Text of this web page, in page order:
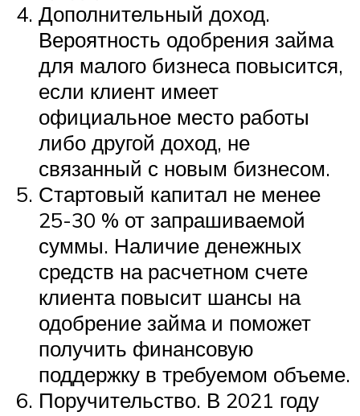
Дополнительный доход.
Вероятность одобрения займа
для малого бизнеса повысится,
если клиент имеет
официальное место работы
либо другой доход, не
связанный с новым бизнесом.
Стартовый капитал не менее
25-30 % от запрашиваемой
суммы. Наличие денежных
средств на расчетном счете
клиента повысит шансы на
одобрение займа и поможет
получить финансовую
поддержку в требуемом объеме.
Поручительство. В 2021 году